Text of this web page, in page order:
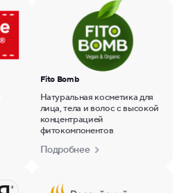
Fito Bomb
Натуральная косметика для
лица, тела и волос с высокой
концентрацией
фитокомпонентов
Подробнее